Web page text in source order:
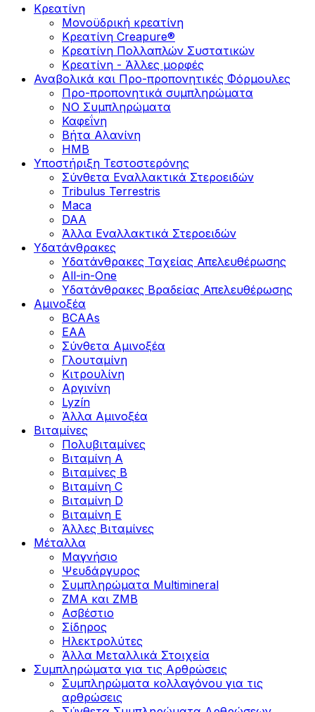
Κρεατίνη
Μονοϋδρική κρεατίνη
Κρεατίνη Creapure®
Κρεατίνη Πολλαπλών Συστατικών
Κρεατίνη - Άλλες μορφές
Αναβολικά και Προ-προπονητικές Φόρμουλες
Προ-προπονητικά συμπληρώματα
ΝΟ Συμπληρώματα
Καφεΐνη
Βήτα Αλανίνη
HMB
Υποστήριξη Τεστοστερόνης
Σύνθετα Εναλλακτικά Στεροειδών
Tribulus Terrestris
Maca
DAA
Άλλα Εναλλακτικά Στεροειδών
Υδατάνθρακες
Υδατάνθρακες Ταχείας Απελευθέρωσης
All-in-One
Υδατάνθρακες Βραδείας Απελευθέρωσης
Αμινοξέα
BCAAs
EAA
Σύνθετα Αμινοξέα
Γλουταμίνη
Κιτρουλίνη
Αργινίνη
Lyzín
Άλλα Αμινοξέα
Βιταμίνες
Πολυβιταμίνες
Βιταμίνη Α
Βιταμίνες Β
Βιταμίνη C
Βιταμίνη D
Βιταμίνη Ε
Άλλες Βιταμίνες
Μέταλλα
Μαγνήσιο
Ψευδάργυρος
Συμπληρώματα Multimineral
ZMA και ZMB
Ασβέστιο
Σίδηρος
Ηλεκτρολύτες
Άλλα Mεταλλικά Στοιχεία
Συμπληρώματα για τις Αρθρώσεις
Συμπληρώματα κολλαγόνου για τις
αρθρώσεις